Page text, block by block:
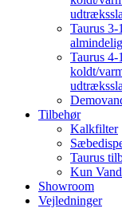
Taurus
Taurus 4-
koldt/
Tilbehør
Kalkfilter
Taurus
Kun
Showroom
Vejledninger